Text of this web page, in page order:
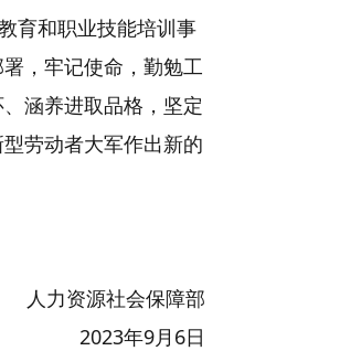
育和职业技能培训事
，牢记使命，勤勉工
涵养进取品格，坚定
劳动者大军作出新的
人力资源社会保障部
2023年9月6日